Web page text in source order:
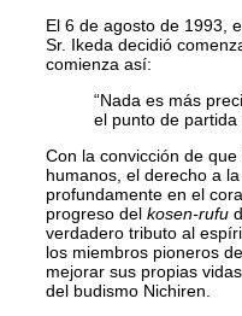
El 6 de agosto de 1993,
Sr. Ikeda decidió
comienza así:
“Nada es más
el punto de partida
Con la convicción de
humanos, el derecho a
profundamente en el
progreso del kosen-rufu
verdadero tributo al
los miembros pioneros
mejorar sus propias
del budismo Nichiren.